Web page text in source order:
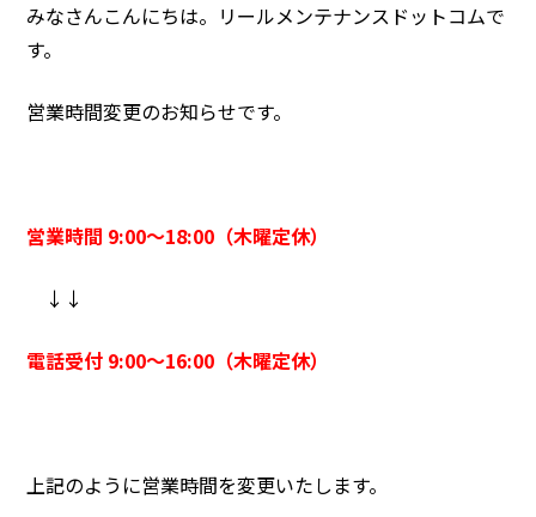
みなさんこんにちは。リールメンテナンスドットコムで
す。
営業時間変更のお知らせです。
営業時間 9:00～18:00（木曜定休）
↓↓
電話受付 9:00～16:00（木曜定休）
上記のように営業時間を変更いたします。